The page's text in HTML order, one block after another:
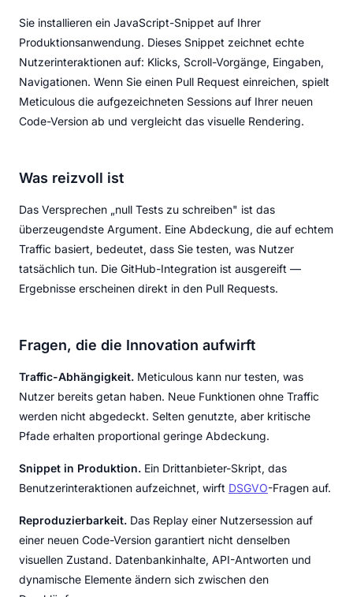
Sie installieren ein JavaScript-Snippet auf Ihrer
Produktionsanwendung. Dieses Snippet zeichnet echte
Nutzerinteraktionen auf: Klicks, Scroll-Vorgänge, Eingaben,
Navigationen. Wenn Sie einen Pull Request einreichen, spielt
Meticulous die aufgezeichneten Sessions auf Ihrer neuen
Code-Version ab und vergleicht das visuelle Rendering.
Was reizvoll ist
Das Versprechen „null Tests zu schreiben" ist das
überzeugendste Argument. Eine Abdeckung, die auf echtem
Traffic basiert, bedeutet, dass Sie testen, was Nutzer
tatsächlich tun. Die GitHub-Integration ist ausgereift —
Ergebnisse erscheinen direkt in den Pull Requests.
Fragen, die die Innovation aufwirft
Traffic-Abhängigkeit. Meticulous kann nur testen, was
Nutzer bereits getan haben. Neue Funktionen ohne Traffic
werden nicht abgedeckt. Selten genutzte, aber kritische
Pfade erhalten proportional geringe Abdeckung.
Snippet in Produktion. Ein Drittanbieter-Skript, das
Benutzerinteraktionen aufzeichnet, wirft DSGVO-Fragen auf.
Reproduzierbarkeit. Das Replay einer Nutzersession auf
einer neuen Code-Version garantiert nicht denselben
visuellen Zustand. Datenbankinhalte, API-Antworten und
dynamische Elemente ändern sich zwischen den